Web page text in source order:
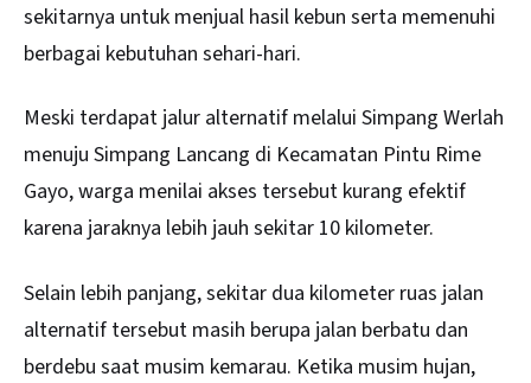
sekitarnya untuk menjual hasil kebun serta memenuhi
berbagai kebutuhan sehari-hari.
Meski terdapat jalur alternatif melalui Simpang Werlah
menuju Simpang Lancang di Kecamatan Pintu Rime
Gayo, warga menilai akses tersebut kurang efektif
karena jaraknya lebih jauh sekitar 10 kilometer.
Selain lebih panjang, sekitar dua kilometer ruas jalan
alternatif tersebut masih berupa jalan berbatu dan
berdebu saat musim kemarau. Ketika musim hujan,